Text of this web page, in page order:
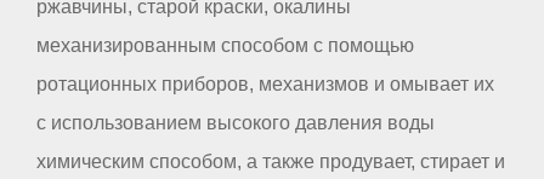
ржавчины, старой краски, окалины
механизированным способом с помощью
ротационных приборов, механизмов и омывает их
с использованием высокого давления воды
химическим способом, а также продувает, стирает и